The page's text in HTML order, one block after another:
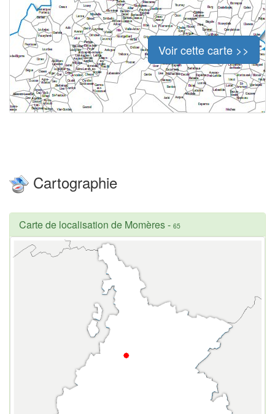
Voir cette carte >>
Cartographie
Carte de localisation de Momères- 65